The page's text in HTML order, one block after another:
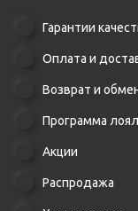
Гарантии
Оплата и
Возврат и
Программа
Акции
Распродажа